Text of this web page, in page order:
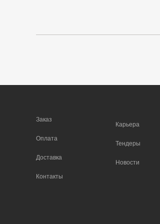
Заказ
Оплата
Доставка
Контакты
Карьера
Тендеры
Новости